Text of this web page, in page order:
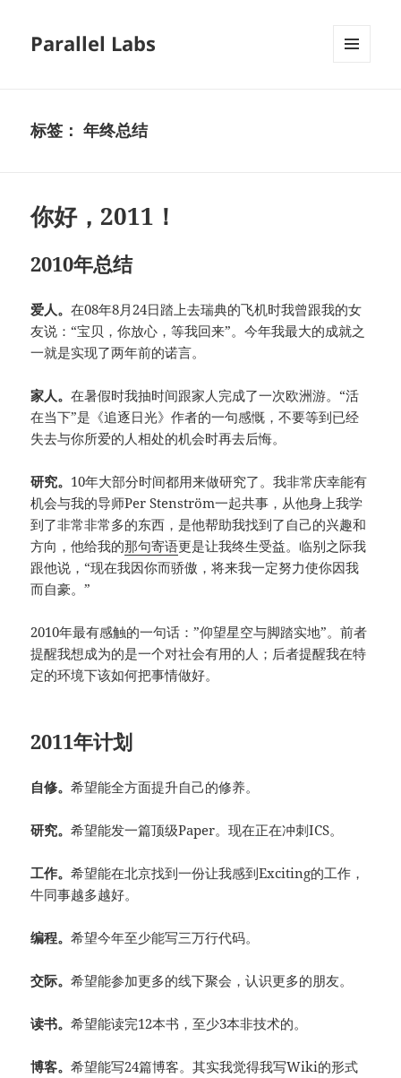
Parallel Labs
标签：年终总结
你好，2011！
2010年总结
爱人。在08年8月24日踏上去瑞典的飞机时我曾跟我的女
友说：“宝贝，你放心，等我回来”。今年我最大的成就之
一就是实现了两年前的诺言。
家人。在暑假时我抽时间跟家人完成了一次欧洲游。“活
在当下”是《追逐日光》作者的一句感慨，不要等到已经
失去与你所爱的人相处的机会时再去后悔。
研究。 10年大部分时间都用来做研究了。我非常庆幸能有
机会与我的导师Per Stenström一起共事，从他身上我学
到了非常非常多的东西，是他帮助我找到了自己的兴趣和
方向，他给我的那句寄语更是让我终生受益。临别之际我
跟他说，“现在我因你而骄傲，将来我一定努力使你因我
而自豪。”
2010年最有感触的一句话：”仰望星空与脚踏实地”。前者
提醒我想成为的是一个对社会有用的人；后者提醒我在特
定的环境下该如何把事情做好。
2011年计划
自修。希望能全方面提升自己的修养。
研究。希望能发一篇顶级Paper。现在正在冲刺ICS。
工作。希望能在北京找到一份让我感到Exciting的工作，
牛同事越多越好。
编程。希望今年至少能写三万行代码。
交际。希望能参加更多的线下聚会，认识更多的朋友。
读书。希望能读完12本书，至少3本非技术的。
博客。希望能写24篇博客。其实我觉得我写Wiki的形式